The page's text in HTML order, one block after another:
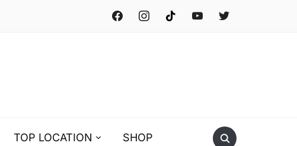
facebook instagramtiktok youtube twitter
TOP LOCATION SHOP